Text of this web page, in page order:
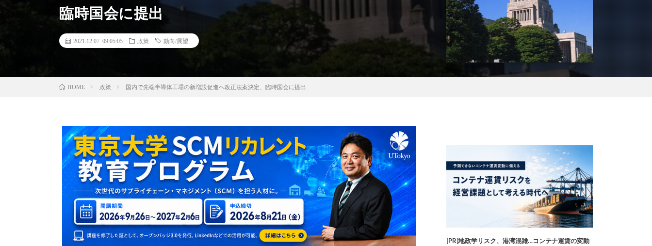
臨時国会に提出
2021.12.07 09:05:05 政策 動向/展望
HOME 政策 国内で先端半導体工場の新増設促進へ改正法案決定、臨時国会に提出
[PR]地政学リスク、港湾混雑…コンテナ運賃の変動